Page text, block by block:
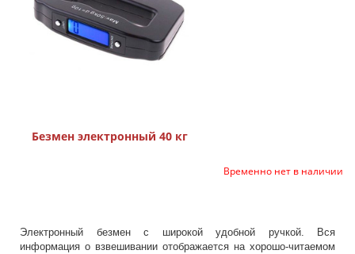
Безмен электронный 40 кг
Временно нет в наличии
Электронный безмен с широкой удобной ручкой. Вся
информация о взвешивании отображается на хорошо-читаемом